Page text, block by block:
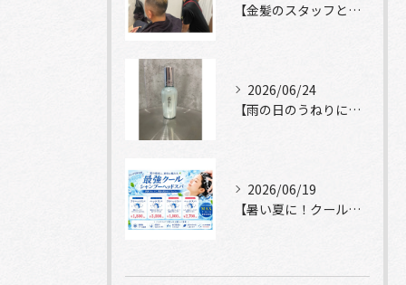
【金髪のスタッフと常連様ショット】
2026/06/24
【雨の日のうねりにストレートロック】
2026/06/19
【暑い夏に！クールシャンプーヘッドスパ】